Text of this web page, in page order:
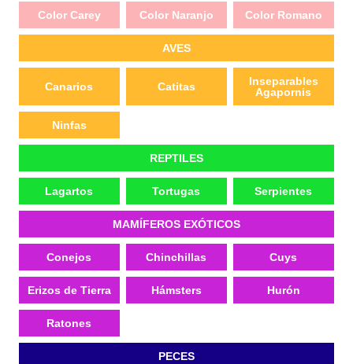
Color Carey Color Naranjo Color Romano
AVES
Canarios Catitas
Inseparables
Agapornis
Ninfas
REPTILES
Lagartos Tortugas Serpientes
MAMÍFEROS EXÓTICOS
Conejos Chinchillas Cuys
Erizos de Tierra Hámsters Hurón
Ratones
PECES